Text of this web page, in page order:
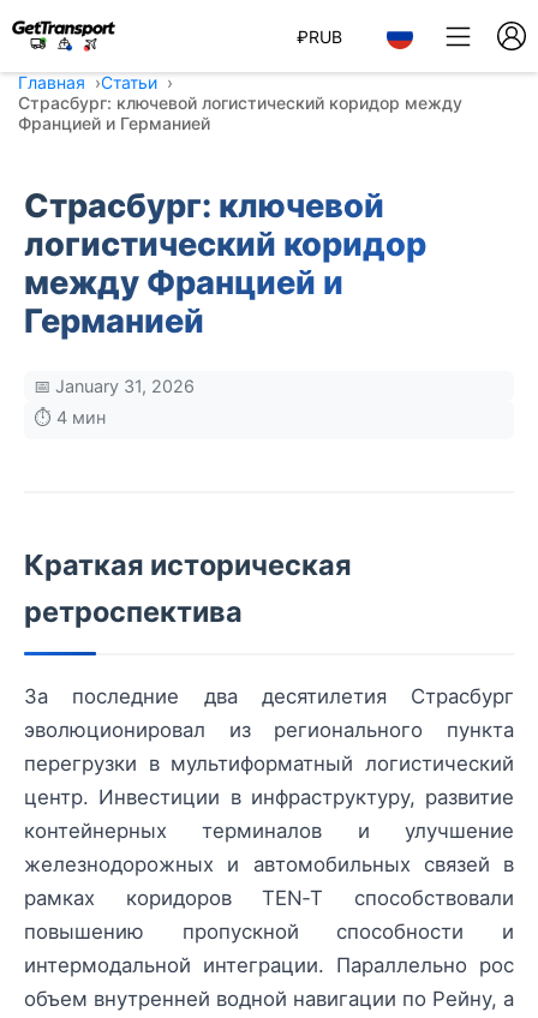
₽RUB
Главная
Статьи
Страсбург: ключевой логистический коридор между
Францией и Германией
Страсбург: ключевой
логистический коридор
между Францией и
Германией
📅 January 31, 2026
⏱️ 4 мин
Краткая историческая
ретроспектива
За последние два десятилетия Страсбург
эволюционировал из регионального пункта
перегрузки в мультиформатный логистический
центр. Инвестиции в инфраструктуру, развитие
контейнерных терминалов и улучшение
железнодорожных и автомобильных связей в
рамках коридоров TEN‑T способствовали
повышению пропускной способности и
интермодальной интеграции. Параллельно рос
объем внутренней водной навигации по Рейну, а